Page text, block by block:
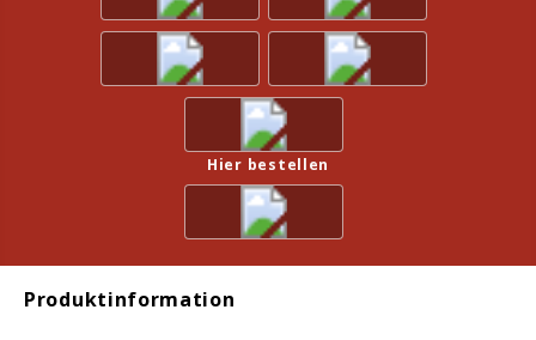
Hier bestellen
Produktinformation